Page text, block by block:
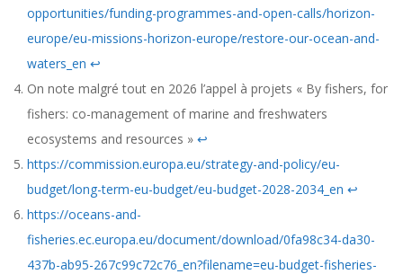
opportunities/funding-programmes-and-open-calls/horizon-
europe/eu-missions-horizon-europe/restore-our-ocean-and-
waters_en ↩︎
On note malgré tout en 2026 l’appel à projets « By fishers, for
fishers: co-management of marine and freshwaters
ecosystems and resources » ↩︎
https://commission.europa.eu/strategy-and-policy/eu-
budget/long-term-eu-budget/eu-budget-2028-2034_en ↩︎
https://oceans-and-
fisheries.ec.europa.eu/document/download/0fa98c34-da30-
437b-ab95-267c99c72c76_en?filename=eu-budget-fisheries-